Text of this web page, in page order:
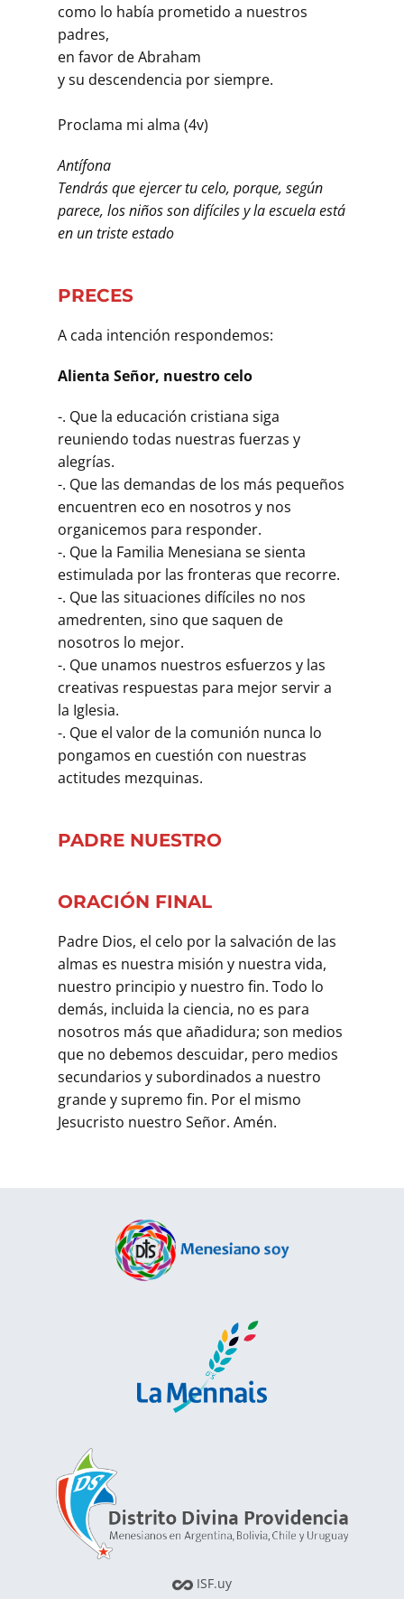
como lo había prometido a nuestros
padres,
en favor de Abraham
y su descendencia por siempre.
Proclama mi alma (4v)
Antífona
Tendrás que ejercer tu celo, porque, según
parece, los niños son difíciles y la escuela está
en un triste estado
PRECES
A cada intención respondemos:
Alienta Señor, nuestro celo
-. Que la educación cristiana siga
reuniendo todas nuestras fuerzas y
alegrías.
-. Que las demandas de los más pequeños
encuentren eco en nosotros y nos
organicemos para responder.
-. Que la Familia Menesiana se sienta
estimulada por las fronteras que recorre.
-. Que las situaciones difíciles no nos
amedrenten, sino que saquen de
nosotros lo mejor.
-. Que unamos nuestros esfuerzos y las
creativas respuestas para mejor servir a
la Iglesia.
-. Que el valor de la comunión nunca lo
pongamos en cuestión con nuestras
actitudes mezquinas.
PADRE NUESTRO
ORACIÓN FINAL
Padre Dios, el celo por la salvación de las
almas es nuestra misión y nuestra vida,
nuestro principio y nuestro fin. Todo lo
demás, incluida la ciencia, no es para
nosotros más que añadidura; son medios
que no debemos descuidar, pero medios
secundarios y subordinados a nuestro
grande y supremo fin. Por el mismo
Jesucristo nuestro Señor. Amén.
ISF.uy